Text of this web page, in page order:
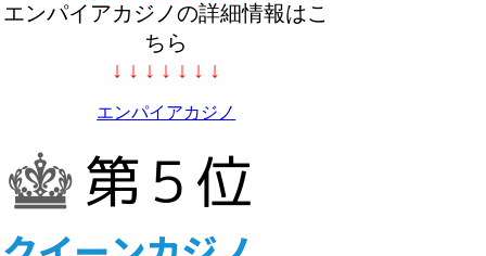
エンパイアカジノの詳細情報はこ
ちら
↓ ↓ ↓ ↓ ↓ ↓ ↓
エンパイアカジノ